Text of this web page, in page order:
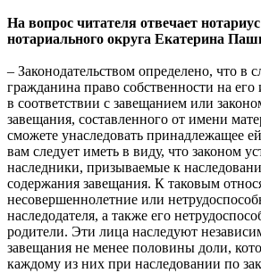
На вопрос читателя отвечает
нотариального округа Екатерина
– Законодательством определено, что в
гражданина право собственности на
в соответствии с завещанием или
завещания, составленного от имени
сможете унаследовать принадлежащее
вам следует иметь в виду, что законом
наследники, призываемые к
содержания завещания. К таковым
несовершеннолетние или
наследодателя, а также его
родители. Эти лица наследуют
завещания не менее половины доли,
каждому из них при наследовании по